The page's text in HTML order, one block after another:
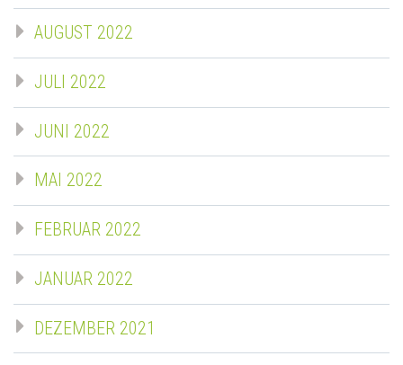
AUGUST 2022
JULI 2022
JUNI 2022
MAI 2022
FEBRUAR 2022
JANUAR 2022
DEZEMBER 2021